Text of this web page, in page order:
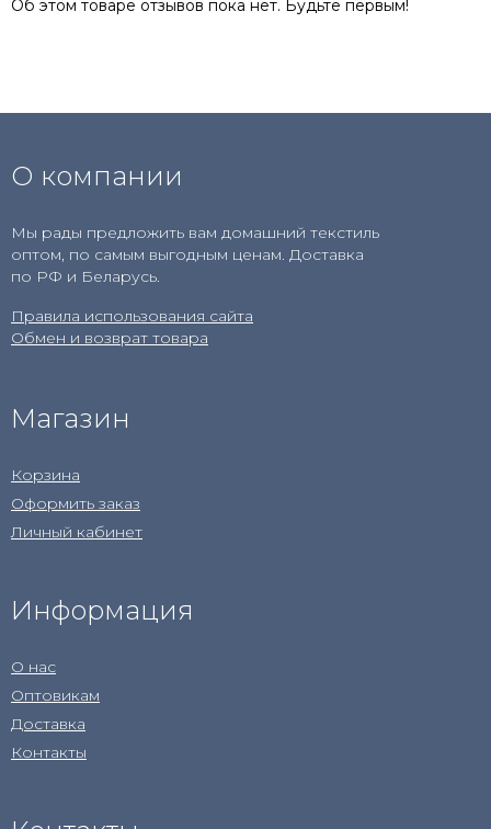
Об этом товаре отзывов пока нет. Будьте первым!
О компании
Мы рады предложить вам домашний текстиль
оптом, по самым выгодным ценам. Доставка
по РФ и Беларусь.
Правила использования сайта
Обмен и возврат товара
Магазин
Корзина
Оформить заказ
Личный кабинет
Информация
О нас
Оптовикам
Доставка
Контакты